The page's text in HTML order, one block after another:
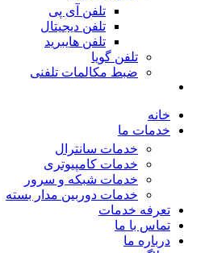
تلفن آی پی
تلفن دیجیتال
تلفن هایبرید
تلفن گویا
ضبط مکالمات تلفنی
خانه
خدمات ما
خدمات سانترال
خدمات کامپیوتری
خدمات شبکه و سرور
خدمات دوربین مدار بسته
تعرفه خدمات
تماس با ما
درباره ما